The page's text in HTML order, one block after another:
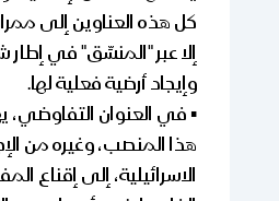
كل هذه العناوين إلى
إلا عبر "المنسِّق" في إطار
وإيجاد أرضية فعلية لها.
▪️ في العنوان
هذا المنصب، وغيره من
الاسرائيلية، إلى إقناع